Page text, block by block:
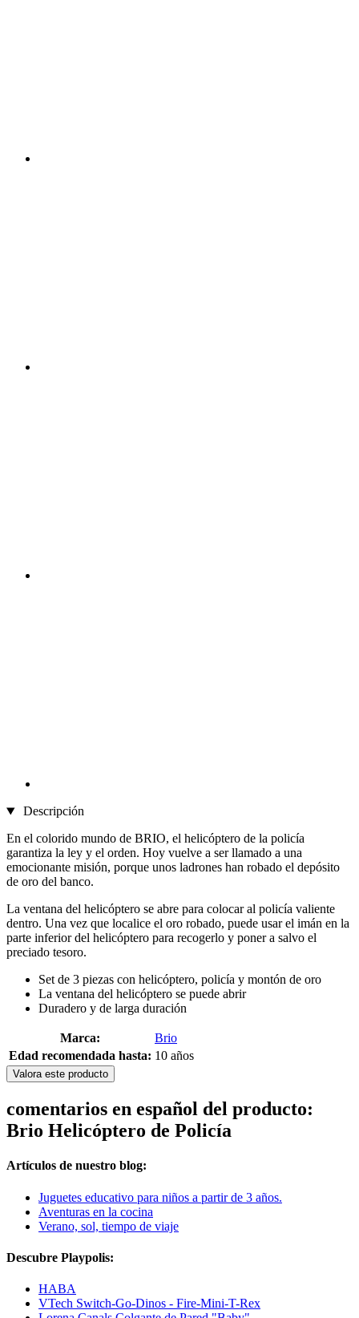
Descripción
En el colorido mundo de BRIO, el helicóptero de la policía
garantiza la ley y el orden. Hoy vuelve a ser llamado a una
emocionante misión, porque unos ladrones han robado el depósito
de oro del banco.
La ventana del helicóptero se abre para colocar al policía valiente
dentro. Una vez que localice el oro robado, puede usar el imán en la
parte inferior del helicóptero para recogerlo y poner a salvo el
preciado tesoro.
Set de 3 piezas con helicóptero, policía y montón de oro
La ventana del helicóptero se puede abrir
Duradero y de larga duración
Marca:
Brio
Edad recomendada hasta: 10 años
Valora este producto
comentarios en español del producto:
Brio Helicóptero de Policía
Artículos de nuestro blog:
Juguetes educativo para niños a partir de 3 años.
Aventuras en la cocina
Verano, sol, tiempo de viaje
Descubre Playpolis:
HABA
VTech Switch-Go-Dinos - Fire-Mini-T-Rex